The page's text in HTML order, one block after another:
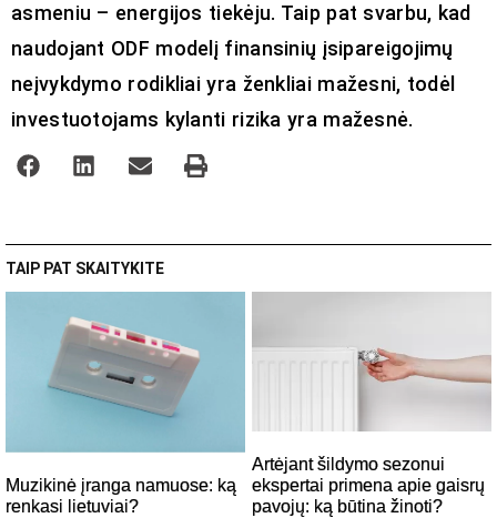
asmeniu – energijos tiekėju. Taip pat svarbu, kad
naudojant ODF modelį finansinių įsipareigojimų
neįvykdymo rodikliai yra ženkliai mažesni, todėl
investuotojams kylanti rizika yra mažesnė.
TAIP PAT SKAITYKITE
Muzikinė įranga namuose: ką
renkasi lietuviai?
Artėjant šildymo sezonui
ekspertai primena apie gaisrų
pavojų: ką būtina žinoti?